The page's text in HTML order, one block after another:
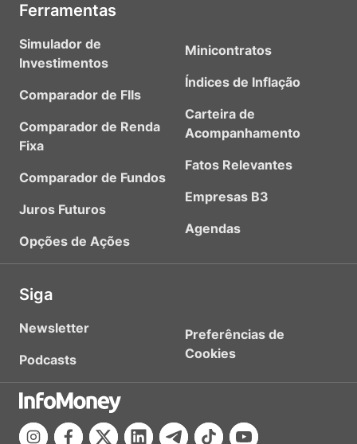
Ferramentas
Simulador de
Investimentos
Comparador de FIIs
Comparador de Renda
Fixa
Comparador de Fundos
Juros Futuros
Opções de Ações
Minicontratos
Índices de Inflação
Carteira de
Acompanhamento
Fatos Relevantes
Empresas B3
Agendas
Siga
Newsletter
Podcasts
Preferências de
Cookies